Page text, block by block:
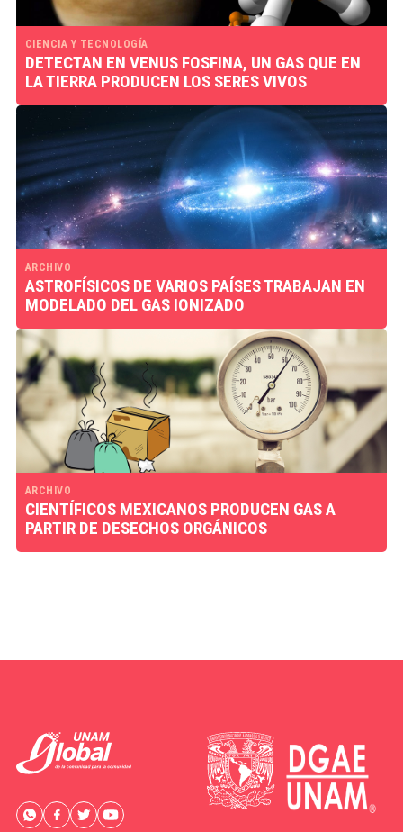
CIENCIA Y TECNOLOGÍA
DETECTAN EN VENUS FOSFINA, UN GAS QUE EN
LA TIERRA PRODUCEN LOS SERES VIVOS
ARCHIVO
ASTROFÍSICOS DE VARIOS PAÍSES TRABAJAN EN
MODELADO DEL GAS IONIZADO
ARCHIVO
CIENTÍFICOS MEXICANOS PRODUCEN GAS A
PARTIR DE DESECHOS ORGÁNICOS